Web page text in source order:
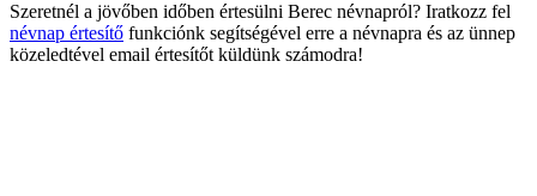
Szeretnél a jövőben időben értesülni Berec névnapról? Iratkozz fel
névnap értesítő funkciónk segítségével erre a névnapra és az ünnep
közeledtével email értesítőt küldünk számodra!